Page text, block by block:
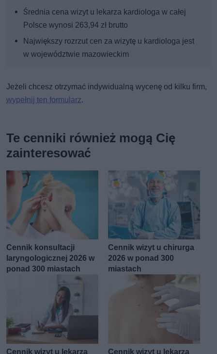
Średnia cena wizyt u lekarza kardiologa w całej
Polsce wynosi 263,94 zł brutto
Największy rozrzut cen za wizytę u kardiologa jest
w województwie mazowieckim
Jeżeli chcesz otrzymać indywidualną wycenę od kilku firm,
wypełnij ten formularz.
Te cenniki również mogą Cię
zainteresować
Cennik konsultacji
laryngologicznej 2026 w
ponad 300 miastach
Cennik wizyt u chirurga
2026 w ponad 300
miastach
Cennik wizyt u lekarza
Cennik wizyt u lekarza